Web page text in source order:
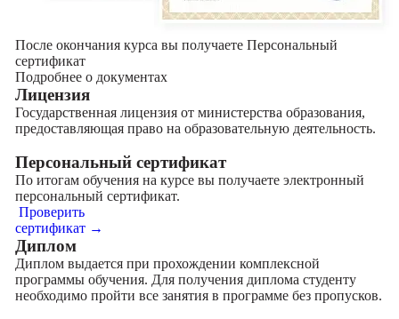
После окончания курса вы получаете Персональный
сертификат
Подробнее о документах
Лицензия
Государственная лицензия от министерства образования,
предоставляющая право на образовательную деятельность.
Персональный сертификат
По итогам обучения на курсе вы получаете электронный
персональный сертификат.
Проверить
сертификат →
Диплом
Диплом выдается при прохождении комплексной
программы обучения. Для получения диплома студенту
необходимо пройти все занятия в программе без пропусков.